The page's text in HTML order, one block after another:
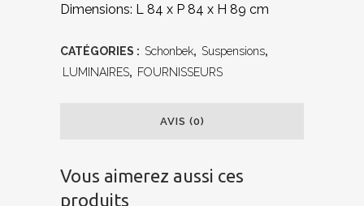
Dimensions: L 84 x P 84 x H 89 cm
CATÉGORIES : Schonbek, Suspensions,
LUMINAIRES, FOURNISSEURS
AVIS (0)
Vous aimerez aussi ces
produits